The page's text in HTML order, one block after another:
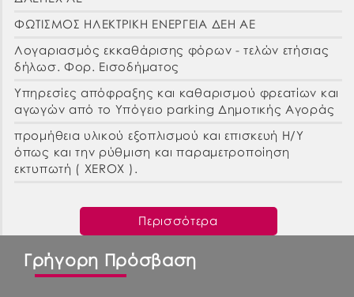
ΦΩΤΙΣΜΟΣ ΗΛΕΚΤΡΙΚΗ ΕΝΕΡΓΕΙΑ ΔΕΗ ΑΕ
Λογαριασμός εκκαθάρισης φόρων - τελών ετήσιας
δήλωσ. Φορ. Εισοδήματος
Υπηρεσίες απόφραξης και καθαρισμού φρεατίων και
αγωγών από το Υπόγειο parking Δημοτικής Αγοράς
προμήθεια υλικού εξοπλισμού και επισκευή Η/Υ
όπως και την ρύθμιση και παραμετροποίηση
εκτυπωτή ( XEROX ).
Περισσότερα
Γρήγορη Πρόσβαση